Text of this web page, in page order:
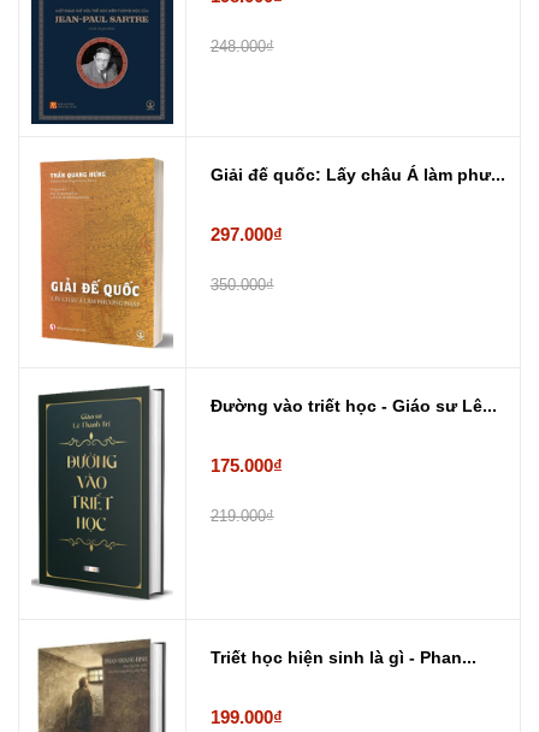
248.000₫
Giải đế quốc: Lấy châu Á làm phư...
297.000₫
350.000₫
Đường vào triết học - Giáo sư Lê...
175.000₫
219.000₫
Triết học hiện sinh là gì - Phan...
199.000₫